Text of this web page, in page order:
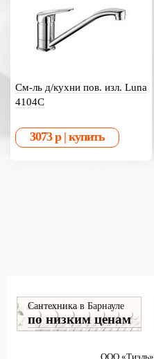
См-ль д/кухни пов. изл. Luna
4104C
ООО «Тиэль»
Сантехника в Барнауле
по низким ценам